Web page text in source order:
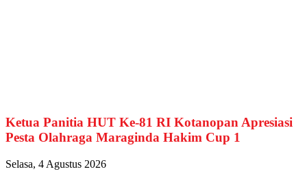
Ketua Panitia HUT Ke-81 RI Kotanopan Apresiasi
Pesta Olahraga Maraginda Hakim Cup 1
Selasa, 4 Agustus 2026